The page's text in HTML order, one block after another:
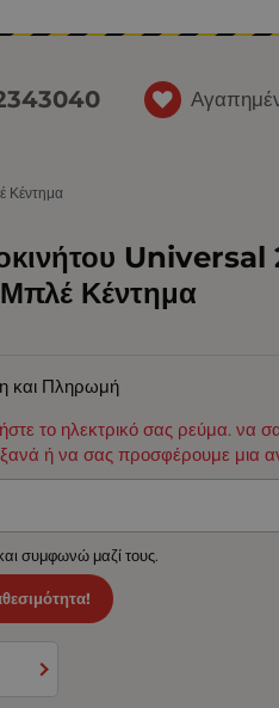
Κέντημα
Universal
Κέντημα
και Πληρωμή
το ηλεκτρικό σας ρεύμα. να
ή να σας προσφέρουμε μια
συμφωνώ μαζί τους.